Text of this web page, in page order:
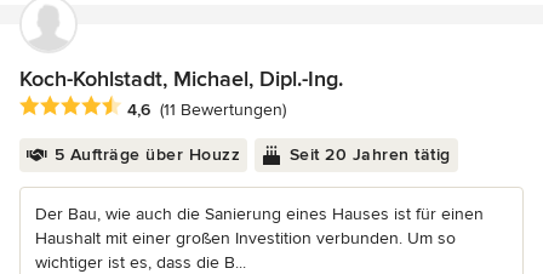
Koch-Kohlstadt, Michael, Dipl.-Ing.
Durchschnittliche Bewertung: 4.6 von 5 Sternen
4,6 (11 Bewertungen)
5 Aufträge über Houzz Seit 20 Jahren tätig
Der Bau, wie auch die Sanierung eines Hauses ist für einen
Haushalt mit einer großen Investition verbunden. Um so
wichtiger ist es, dass die B...